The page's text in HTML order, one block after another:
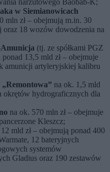
narzutowego Baobab-K;
w Siemianowicach
mln zł – obejmują m.in. 30
18 wozów dowodzenia na
(tj. ze spółkami PGZ
13,5 mld zł – obejmuje
amunicji artyleryjskiej kalibru
na ok. 1,5 mld
okrętów hydrograficznych dla
na ok. 570 mln zł – obejmuje
Kleszcz;
mld zł – obejmują ponad 400
12 bateryjnych
systemów
Gladius oraz 190 zestawów